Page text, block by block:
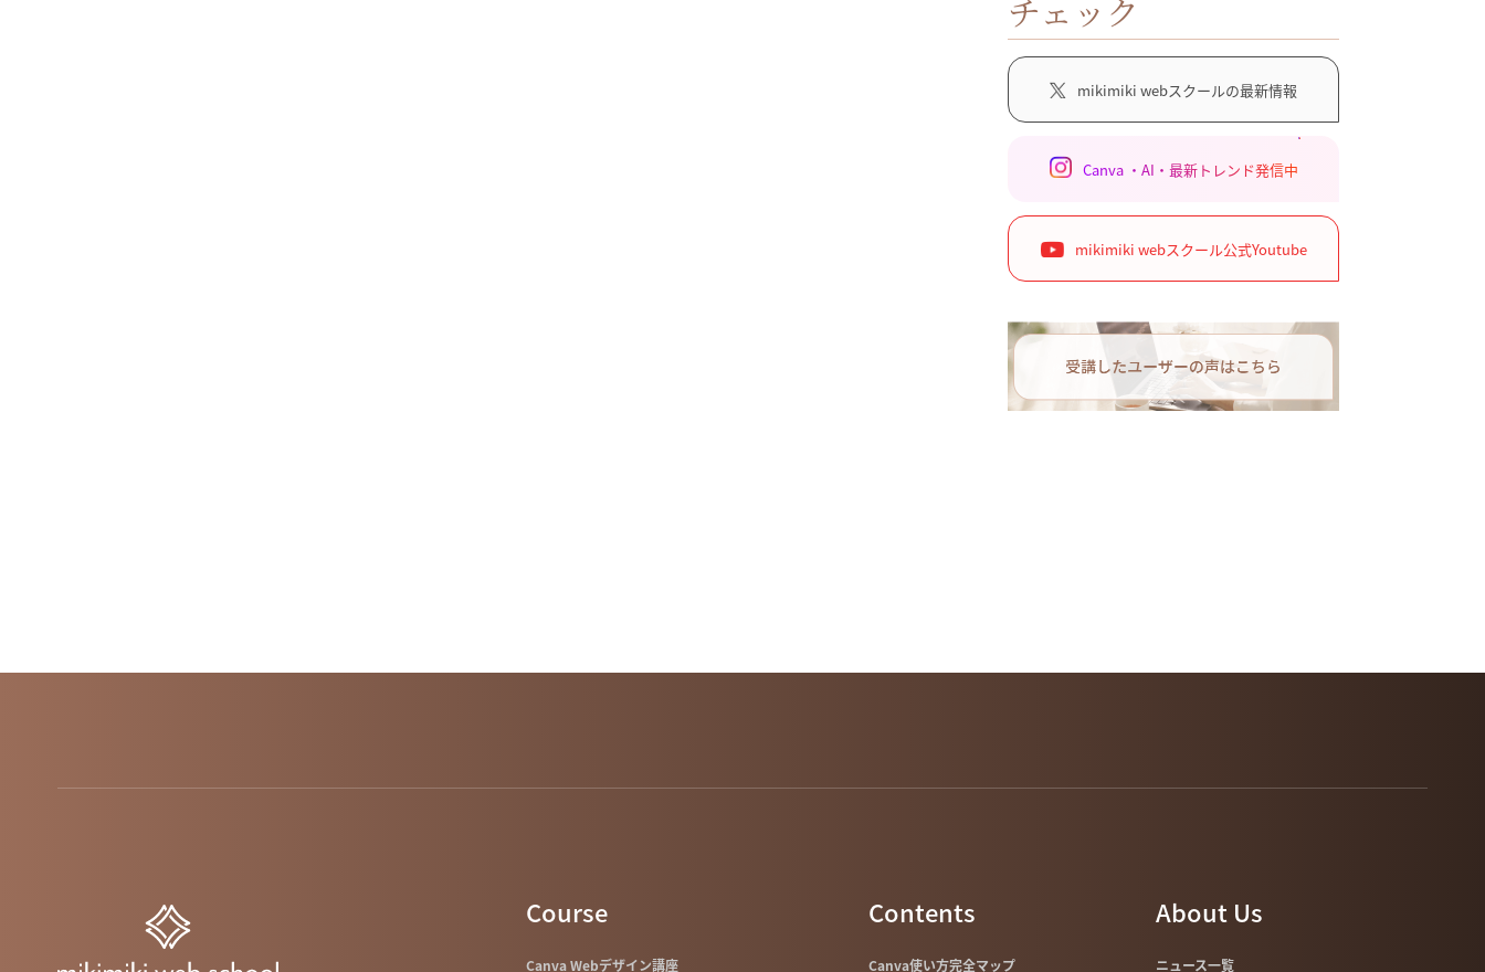
チェック
mikimiki webスクールの最新情報
Canva ・AI・最新トレンド発信中
mikimiki webスクール公式Youtube
Course
Canva Webデザイン講座
Contents
Canva使い方完全マップ
About Us
ニュース一覧